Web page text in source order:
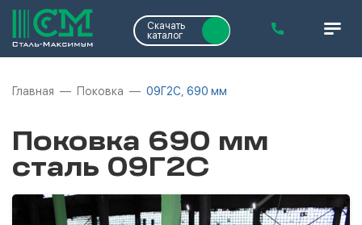
Скачать
каталог
Главная Поковка 09Г2С, 690 мм
Поковка 690 мм
сталь 09Г2С